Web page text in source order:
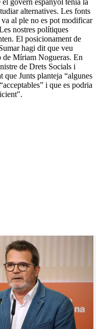
alternatives. Les fonts
al ple no es pot modificar
nostres polítiques
El posicionament de
hagi dit que veu
Míriam Nogueras. En
de Drets Socials i
que Junts planteja “algunes
i que es podria